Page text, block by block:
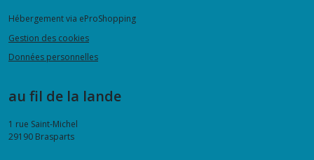
Hébergement via eProShopping
Gestion des cookies
Données personnelles
au fil de la lande
1 rue Saint-Michel
29190 Brasparts